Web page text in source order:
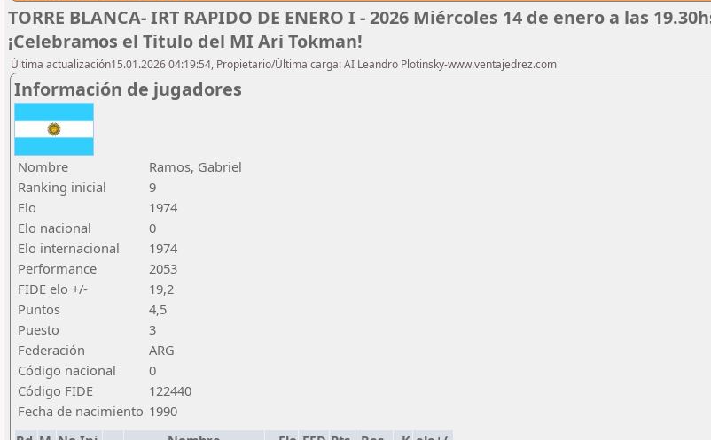
TORRE BLANCA- IRT RAPIDO DE ENERO I - 2026 Miércoles 14 de enero a las
¡Celebramos el Titulo del MI Ari Tokman!
Última actualización15.01.2026 04:19:54, Propietario/Última carga: AI Leandro Plotinsky-www.ventajedrez.com
Información de jugadores
Nombre
Ramos, Gabriel
Ranking inicial
9
Elo
1974
Elo nacional
0
Elo internacional
1974
Performance
2053
FIDE elo +/-
19,2
Puntos
4,5
Puesto
3
Federación
ARG
Código nacional
0
Código FIDE
122440
Fecha de nacimiento 1990